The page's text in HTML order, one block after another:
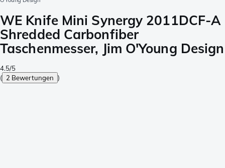
WE Knife Mini Synergy 2011DCF-A
Shredded Carbonfiber
Taschenmesser, Jim O'Young Design
4.5/5
( 2 Bewertungen )